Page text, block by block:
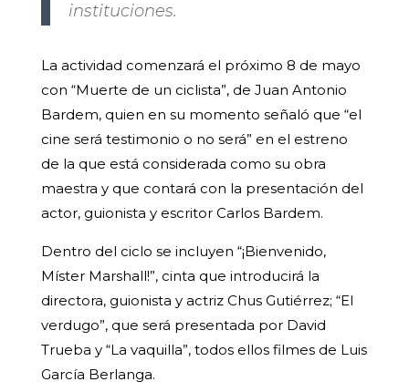
instituciones.
La actividad comenzará el próximo 8 de mayo
con “Muerte de un ciclista”, de Juan Antonio
Bardem, quien en su momento señaló que “el
cine será testimonio o no será” en el estreno
de la que está considerada como su obra
maestra y que contará con la presentación del
actor, guionista y escritor Carlos Bardem.
Dentro del ciclo se incluyen “¡Bienvenido,
Míster Marshall!”, cinta que introducirá la
directora, guionista y actriz Chus Gutiérrez; “El
verdugo”, que será presentada por David
Trueba y “La vaquilla”, todos ellos filmes de Luis
García Berlanga.